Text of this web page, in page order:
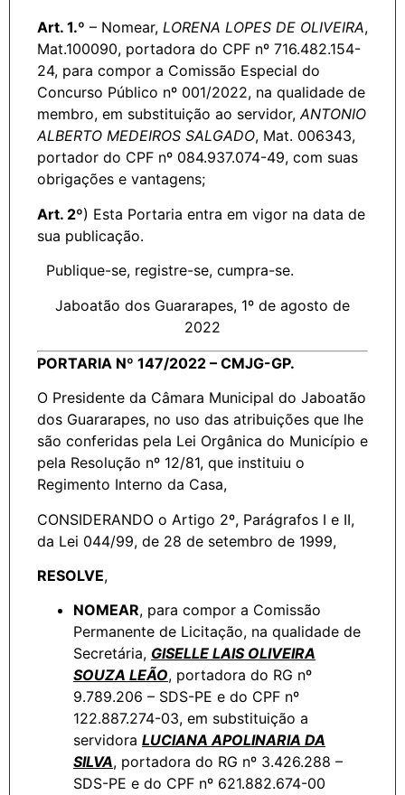
Art. 1.º – Nomear, LORENA LOPES DE OLIVEIRA,
Mat.100090, portadora do CPF nº 716.482.154-
24, para compor a Comissão Especial do
Concurso Público nº 001/2022, na qualidade de
membro, em substituição ao servidor,ANTONIO
ALBERTO MEDEIROS SALGADO, Mat. 006343,
portador do CPF nº 084.937.074-49, com suas
obrigações e vantagens;
Art. 2º) Esta Portaria entra em vigor na data de
sua publicação.
Publique-se, registre-se, cumpra-se.
Jaboatão dos Guararapes, 1º de agosto de
2022
PORTARIA Nº 147/2022 – CMJG-GP.
O Presidente da Câmara Municipal do Jaboatão
dos Guararapes, no uso das atribuições que lhe
são conferidas pela Lei Orgânica do Município e
pela Resolução nº 12/81, que instituiu o
Regimento Interno da Casa,
CONSIDERANDO o Artigo 2º, Parágrafos I e II,
da Lei 044/99, de 28 de setembro de 1999,
RESOLVE,
NOMEAR, para compor a Comissão
Permanente de Licitação, na qualidade de
Secretária, GISELLE LAIS OLIVEIRA
SOUZA LEÃO, portadora do RG nº
9.789.206 – SDS-PE e do CPF nº
122.887.274-03, em substituição a
servidora LUCIANA APOLINARIA DA
SILVA, portadora do RG nº 3.426.288 –
SDS-PE e do CPF nº 621.882.674-00